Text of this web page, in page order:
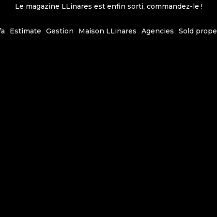
Le magazine LLinares est enfin sorti, commandez-le !
Estimate Gestion Maison LLinares Agencies Sold